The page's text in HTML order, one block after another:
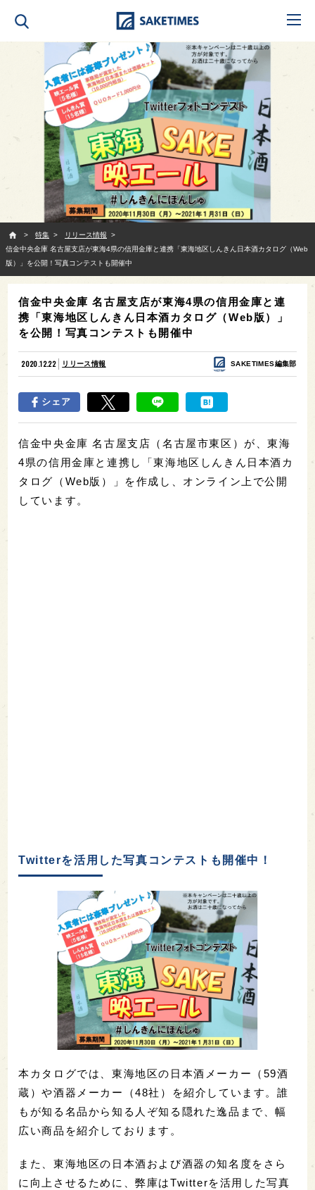
特集
リリース情報
信金中央金庫 名古屋支店が東海4県の信用金庫と連携「東海地区しんきん日本酒カタログ（Web
版）」を公開！写真コンテストも開催中
信金中央金庫 名古屋支店が東海4県の信用金庫と連
携「東海地区しんきん日本酒カタログ（Web版）」
を公開！写真コンテストも開催中
2020.12.22 リリース情報 SAKETIMES編集部
シェア
信金中央金庫 名古屋支店（名古屋市東区）が、東海
4県の信用金庫と連携し「東海地区しんきん日本酒カ
タログ（Web版）」を作成し、オンライン上で公開
しています。
Twitterを活用した写真コンテストも開催中！
本カタログでは、東海地区の日本酒メーカー（59酒
蔵）や酒器メーカー（48社）を紹介しています。誰
もが知る名品から知る人ぞ知る隠れた逸品まで、幅
広い商品を紹介しております。
また、東海地区の日本酒および酒器の知名度をさら
に向上させるために、弊庫はTwitterを活用した写真